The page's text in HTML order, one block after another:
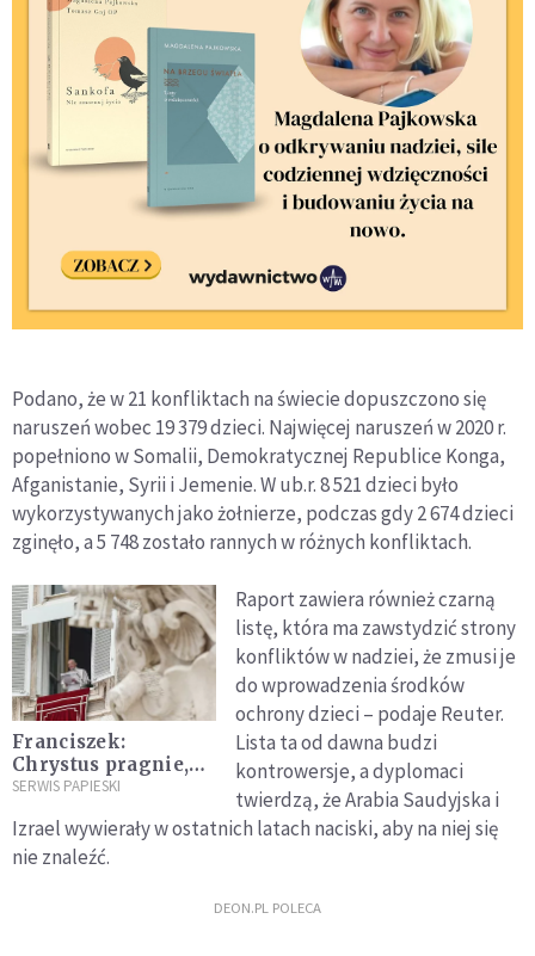
Podano, że w 21 konfliktach na świecie dopuszczono się
naruszeń wobec 19 379 dzieci. Najwięcej naruszeń w 2020 r.
popełniono w Somalii, Demokratycznej Republice Konga,
Afganistanie, Syrii i Jemenie. W ub.r. 8 521 dzieci było
wykorzystywanych jako żołnierze, podczas gdy 2 674 dzieci
zginęło, a 5 748 zostało rannych w różnych konfliktach.
Franciszek:
Chrystus pragnie,
aby każdy z nas żył
SERWIS PAPIESKI
Raport zawiera również czarną
listę, która ma zawstydzić strony
konfliktów w nadziei, że zmusi je
do wprowadzenia środków
ochrony dzieci – podaje Reuter.
Lista ta od dawna budzi
kontrowersje, a dyplomaci
twierdzą, że Arabia Saudyjska i
Izrael wywierały w ostatnich latach naciski, aby na niej się
nie znaleźć.
DEON.PL POLECA